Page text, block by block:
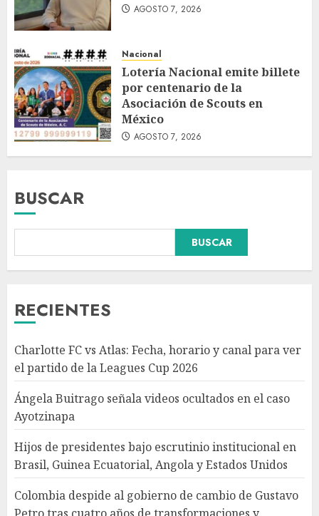
AGOSTO 7, 2026
Nacional
Lotería Nacional emite billete
por centenario de la
Asociación de Scouts en
México
AGOSTO 7, 2026
BUSCAR
BUSCAR
RECIENTES
Charlotte FC vs Atlas: Fecha, horario y canal para ver
el partido de la Leagues Cup 2026
Ángela Buitrago señala videos ocultados en el caso
Ayotzinapa
Hijos de presidentes bajo escrutinio institucional en
Brasil, Guinea Ecuatorial, Angola y Estados Unidos
Colombia despide al gobierno de cambio de Gustavo
3
Hijos de presidentes bajo
4
Colombia despide al gobierno
de cambio de Gustavo Petro
transformaciones y desafíos
Investiga Ssa brote de
chiles jalapeños de Nuevo